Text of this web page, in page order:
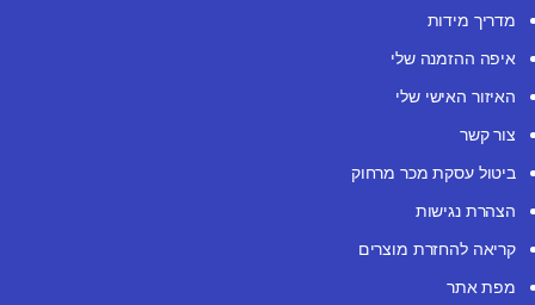
מדריך מידות
איפה ההזמנה שלי
האיזור האישי שלי
צור קשר
ביטול עסקת מכר מרחוק
הצהרת נגישות
קריאה להחזרת מוצרים
מפת אתר